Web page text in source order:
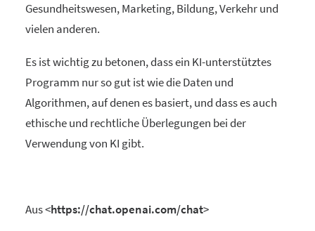
Gesundheitswesen, Marketing, Bildung, Verkehr und
vielen anderen.
Es ist wichtig zu betonen, dass ein KI-unterstütztes
Programm nur so gut ist wie die Daten und
Algorithmen, auf denen es basiert, und dass es auch
ethische und rechtliche Überlegungen bei der
Verwendung von KI gibt.
Aus <https://chat.openai.com/chat>